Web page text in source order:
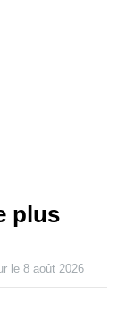
plus
le8 août 2026